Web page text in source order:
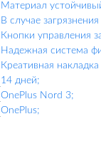
Материал
В случае
Кнопки управления
Надежная система
Креативная
14 дней;
OnePlus Nord 3;
OnePlus;